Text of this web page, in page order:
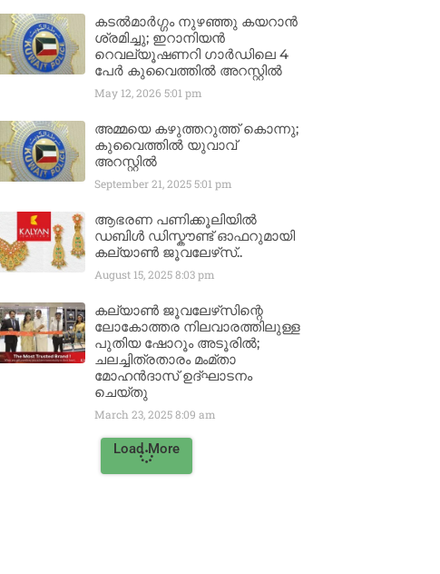
കടൽമാർഗ്ഗം നുഴഞ്ഞു കയറാൻ
ശ്രമിച്ചു; ഇറാനിയൻ
റെവല്യൂഷണറി ഗാർഡിലെ 4
പേർ കുവൈത്തിൽ അറസ്റ്റിൽ
May 12, 2026 5:01 pm
അമ്മയെ കഴുത്തറുത്ത് കൊന്നു;
കുവൈത്തിൽ യുവാവ്
അറസ്റ്റിൽ
September 21, 20255:01 pm
ആഭരണ പണിക്കൂലിയിൽ
ഡബിൾ ഡിസ്കൗണ്ട് ഓഫറുമായി
കല്യാൺ ജൂവലേഴ്‌സ്..
August 15, 20258:03 pm
കല്യാൺ ജൂവലേഴ്‌സിന്റെ
ലോകോത്തര നിലവാരത്തിലുള്ള
പുതിയ ഷോറൂം അടൂരിൽ;
ചലച്ചിത്രതാരം മംമ്താ
മോഹൻദാസ് ഉദ്ഘാടനം
ചെയ്‌തു
March 23, 20258:09 am
Load More